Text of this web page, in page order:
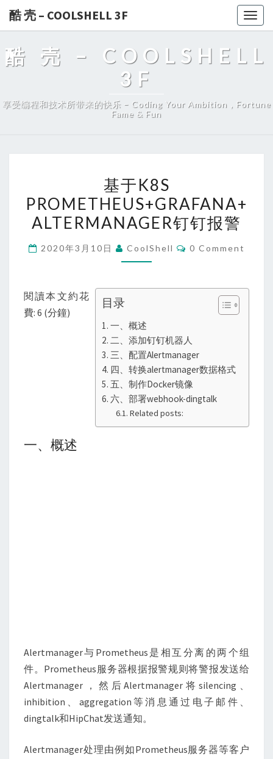
酷 壳 – COOLSHELL 3F
酷 壳 – COOLSHELL
3F
享受编程和技术所带来的快乐 – Coding Your Ambition，Fortune
Fame & Fun
于
K8S
钉
警
基于K8S
PROMETHEUS+GRAFANA+
ALTERMANAGER钉钉报警
2020年3月10日 CoolShell Comments
0 Comment
目录
一、概述
二、添加钉钉机器人
三、配置Alertmanager
四、转换alertmanager数据格式
五、制作Docker镜像
六、部署webhook-dingtalk
Related posts:
閱讀本文約花
費: 6 (分鐘)
一、概述
Alertmanager与Prometheus是相互分离的两个组
件。Prometheus服务器根据报警规则将警报发送给
Alertmanager，然后Alertmanager将silencing、
inhibition、aggregation等消息通过电子邮件、
dingtalk和HipChat发送通知。
Alertmanager处理由例如Prometheus服务器等客户